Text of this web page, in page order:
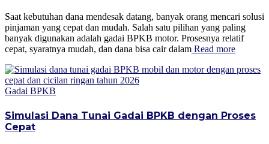
Saat kebutuhan dana mendesak datang, banyak orang mencari solusi
pinjaman yang cepat dan mudah. Salah satu pilihan yang paling
banyak digunakan adalah gadai BPKB motor. Prosesnya relatif
cepat, syaratnya mudah, dan dana bisa cair dalam Read more
Gadai BPKB
Simulasi Dana Tunai Gadai BPKB dengan Proses
Cepat